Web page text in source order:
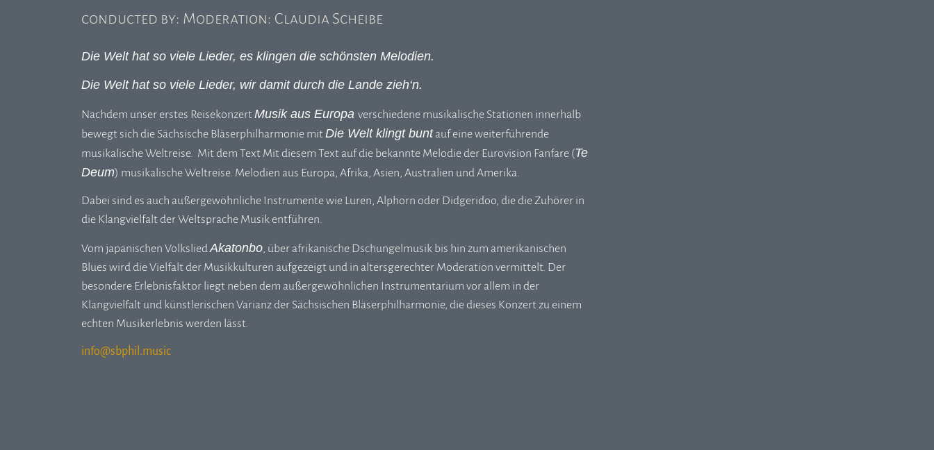
conducted by: Moderation: Claudia Scheibe
Die Welt hat so viele Lieder, es klingen die schönsten Melodien.
Die Welt hat so viele Lieder, wir damit durch die Lande zieh‘n.
Nachdem unser erstes ReisekonzertMusik aus Europa verschiedene musikalische Stationen innerhalb
bewegt sich die Sächsische Bläserphilharmonie mitDie Welt klingt buntauf eine weiterführende
musikalische Weltreise. Mit dem Text Mit diesem Text auf die bekannte Melodie der Eurovision Fanfare (Te
Deum) musikalische Weltreise. Melodien aus Europa, Afrika, Asien, Australien und Amerika.
Dabei sind es auch außergewöhnliche Instrumente wie Luren, Alphorn oder Didgeridoo, die die Zuhörer in
die Klangvielfalt der Weltsprache Musik entführen.
Vom japanischen Volkslied Akatonbo , über afrikanische Dschungelmusik bis hin zum amerikanischen
Blues wird die Vielfalt der Musikkulturen aufgezeigt und in altersgerechter Moderation vermittelt. Der
besondere Erlebnisfaktor liegt neben dem außergewöhnlichen Instrumentarium vor allem in der
Klangvielfalt und künstlerischen Varianz der Sächsischen Bläserphilharmonie, die dieses Konzert zu einem
echten Musikerlebnis werden lässt.